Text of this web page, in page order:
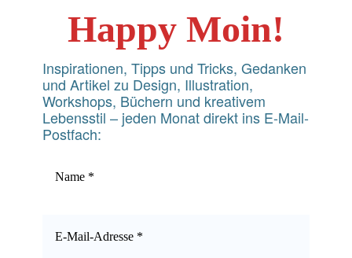
Happy Moin!
Inspirationen, Tipps und Tricks, Gedanken
und Artikel zu Design, Illustration,
Workshops, Büchern und kreativem
Lebensstil – jeden Monat direkt ins E-Mail-
Postfach: